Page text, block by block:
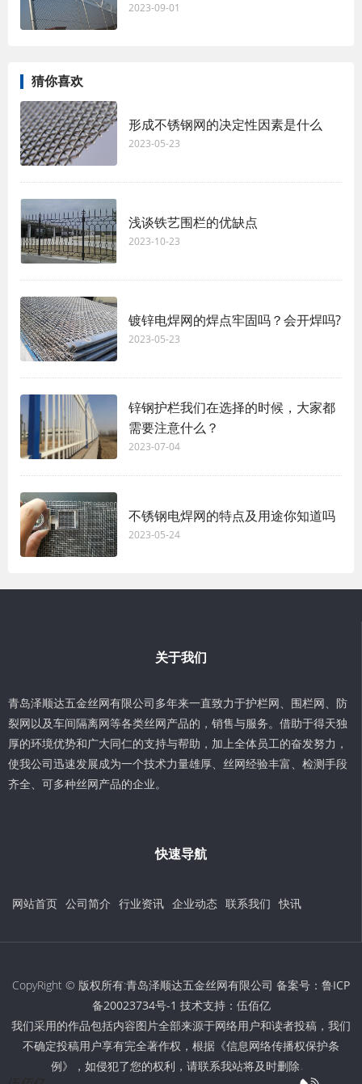
2023-09-01
猜你喜欢
形成不锈钢网的决定性因素是什么
2023-05-23
浅谈铁艺围栏的优缺点
2023-10-23
镀锌电焊网的焊点牢固吗？会开焊吗?
2023-05-23
锌钢护栏我们在选择的时候，大家都
需要注意什么？
2023-07-04
不锈钢电焊网的特点及用途你知道吗
2023-05-24
关于我们
青岛泽顺达五金丝网有限公司多年来一直致力于护栏网、围栏网、防
裂网以及车间隔离网等各类丝网产品的，销售与服务。借助于得天独
厚的环境优势和广大同仁的支持与帮助，加上全体员工的奋发努力，
使我公司迅速发展成为一个技术力量雄厚、丝网经验丰富、检测手段
齐全、可多种丝网产品的企业。
快速导航
网站首页 公司简介 行业资讯 企业动态 联系我们 快讯
CopyRight © 版权所有:青岛泽顺达五金丝网有限公司 备案号： 鲁ICP
备20023734号-1 技术支持： 伍佰亿
我们采用的作品包括内容图片全部来源于网络用户和读者投稿，我们
不确定投稿用户享有完全著作权，根据《信息网络传播权保护条
例》，如侵犯了您的权利，请联系我站将及时删除。